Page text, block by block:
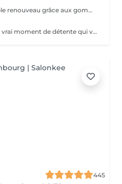
Offrez à votre peau un véritable renouveau grâce aux gommages corps Gemology. Enrichis en extraits minéraux précieux et en ingrédients naturels, ils exfolient en douceur, éliminent les cellules mortes et révèlent l'éclat de la peau. Leur texture sensorielle et leurs parfums délicats transforment l'exfoliation en un rituel de bien-être luxueux. Résultat : une peau lisse, douce, parfaitement préparée à recevoir les soins suivants.
Le gommage du corps est un vrai moment de détente qui va permettre à la peau de se débarrasser de ses inégalités et de retrouver une peau toute douce. Ce soin est parfait juste avant d'aller au soleil pour permettre à la peau de mieux bronzer.
445